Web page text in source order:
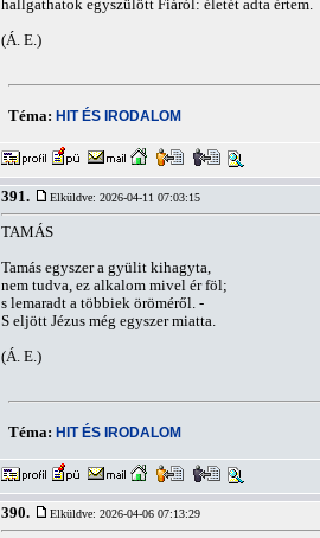
hallgathatok egyszülött Fiáról: életét adta értem.
(Á. E.)
Téma: HIT ÉS IRODALOM
391. Elküldve: 2026-04-11 07:03:15
TAMÁS
Tamás egyszer a gyülit kihagyta,
nem tudva, ez alkalom mivel ér föl;
s lemaradt a többiek öröméről. -
S eljött Jézus még egyszer miatta.
(Á. E.)
Téma: HIT ÉS IRODALOM
390. Elküldve: 2026-04-06 07:13:29